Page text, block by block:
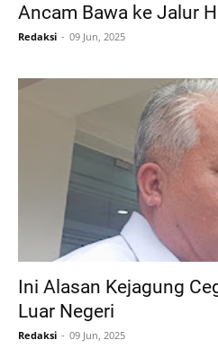
Ancam Bawa ke Jalur
Redaksi 09 Jun, 2025
Ini Alasan Kejagung
Luar Negeri
Redaksi 09 Jun, 2025